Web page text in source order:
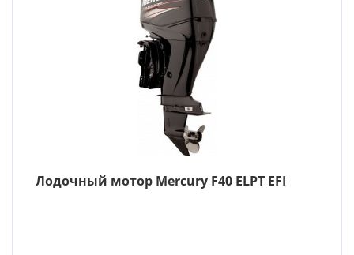
Лодочный мотор Mercury F40 ELPT EFI